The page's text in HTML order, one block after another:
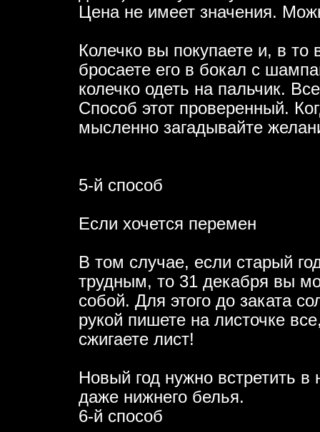
Цена не имеет значения.
Колечко вы покупаете и, в то
бросаете его в бокал с
колечко одеть на пальчик.
Способ этот проверенный.
мысленно загадывайте
5-й способ
Если хочется перемен
В том случае, если старый
трудным, то 31 декабря вы
собой. Для этого до заката
рукой пишете на листочке
сжигаете лист!
Новый год нужно встретить
даже нижнего белья.
6-й способ